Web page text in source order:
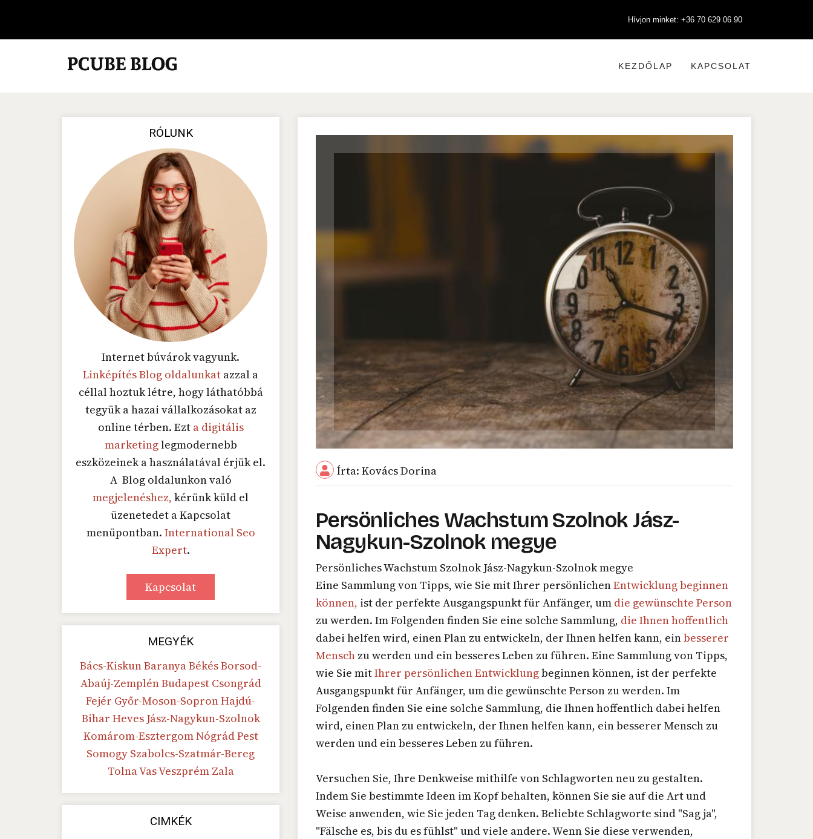
Hívjon minket: +36 70 629 06 90
KEZDŐLAP KAPCSOLAT
RÓLUNK
Internet búvárok vagyunk.
Linképítés Blog oldalunkat azzal a
céllal hoztuk létre, hogy láthatóbbá
tegyük a hazai vállalkozásokat az
online térben. Ezt a digitális
marketinglegmodernebb
eszközeinek a használatával érjük el.
A Blog oldalunkon való
megjelenéshez, kérünk küld el
üzenetedet a Kapcsolat
menüpontban. International Seo
Expert.
Kapcsolat
MEGYÉK
Bács-KiskunBaranyaBékésBorsod-
Abaúj-ZemplénBudapest Csongrád
Fejér Győr-Moson-SopronHajdú-
Bihar Heves Jász-Nagykun-Szolnok
Komárom-EsztergomNógrádPest
Somogy Szabolcs-Szatmár-Bereg
TolnaVasVeszprém Zala
CIMKÉK
Írta: Kovács Dorina
Persönliches Wachstum Szolnok Jász-
Nagykun-Szolnok megye
Persönliches Wachstum Szolnok Jász-Nagykun-Szolnok megye
Eine Sammlung von Tipps, wie Sie mit Ihrer persönlichenEntwicklung beginnen
können, ist der perfekte Ausgangspunkt für Anfänger, um die gewünschte Person
zu werden. Im Folgenden finden Sie eine solche Sammlung, die Ihnen hoffentlich
dabei helfen wird, einen Plan zu entwickeln, der Ihnen helfen kann, einbesserer
Mensch zu werden und ein besseres Leben zu führen. Eine Sammlung von Tipps,
wie Sie mitIhrer persönlichen Entwicklungbeginnen können, ist der perfekte
Ausgangspunkt für Anfänger, um die gewünschte Person zu werden. Im
Folgenden finden Sie eine solche Sammlung, die Ihnen hoffentlich dabei helfen
wird, einen Plan zu entwickeln, der Ihnen helfen kann, ein besserer Mensch zu
werden und ein besseres Leben zu führen.
Versuchen Sie, Ihre Denkweise mithilfe von Schlagworten neu zu gestalten.
Indem Sie bestimmte Ideen im Kopf behalten, können Sie sie auf die Art und
Weise anwenden, wie Sie jeden Tag denken. Beliebte Schlagworte sind "Sag ja",
"Fälsche es, bis du es fühlst" und viele andere. Wenn Sie diese verwenden,